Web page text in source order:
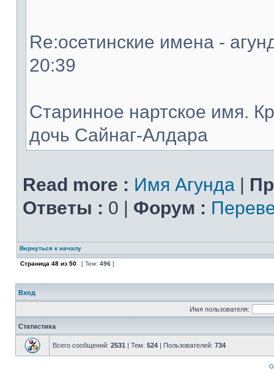
Re:осетинские имена -
20:39
Старинное нартское имя.
дочь Сайнаг-Алдара
Read more : Имя Агунда |
Ответы : 0 | Форум :
Вернуться к началу
Страница 48 из 50 [ Тем: 496 ]
Вход
Имя пользователя:
Статистика
Всего сообщений: 2531 | Тем: 524 | Пользователей: 734